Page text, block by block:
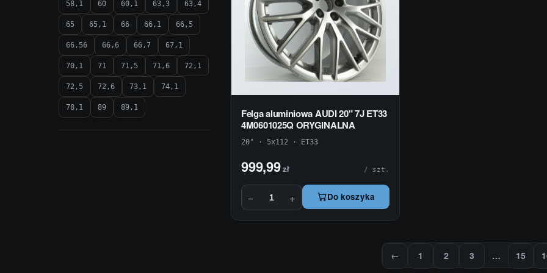
58,1 60 60,1 63,3 63,4
65 65,1 66 66,1 66,5
66,56 66,6 66,7 67,1
70,1 71 71,5 71,6 72,1
72,5 72,6 73,1 74,1
78,1 89 89,1
Felga aluminiowa AUDI 20" 7J ET33
4M0601025Q ORYGINALNA
20" · 5x112 · ET33
999,99zł / szt.
− + Do koszyka
← 1 2 3 … 15